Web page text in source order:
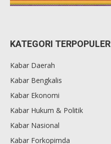
KATEGORI TERPOPULER
Kabar Daerah
Kabar Bengkalis
Kabar Ekonomi
Kabar Hukum & Politik
Kabar Nasional
Kabar Forkopimda